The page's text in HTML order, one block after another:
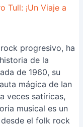
Tull: ¡Un Viaje a
progresivo, ha
de la
de 1960, su
mágica de Ian
veces satíricas,
musical es un
el folk rock